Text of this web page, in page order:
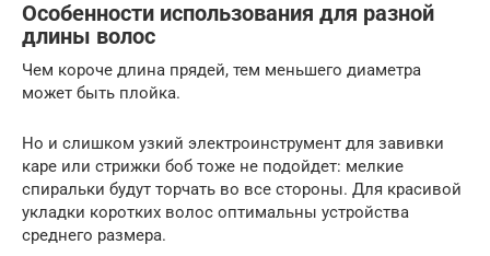
Особенности использования для разной
длины волос
Чем короче длина прядей, тем меньшего диаметра
может быть плойка.
Но и слишком узкий электроинструмент для завивки
каре или стрижки боб тоже не подойдет: мелкие
спиральки будут торчать во все стороны. Для красивой
укладки коротких волос оптимальны устройства
среднего размера.